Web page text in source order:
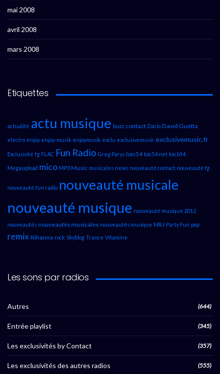
mai 2008
avril 2008
mars 2008
Étiquettes
actualité actu musique buzz contact Dario David Guetta
electro enjoy enjoy-musik enjoymusik exclu exclusivemusic exclusivemusic.fr
Exclusivité fg FLAC Fun Radio Greg Parys loic54 loic54.net loicb54
Megaupload mico MP3 Music musicales news nouveauté contact nouveauté fg
nouveauté fun radio nouveauté musicale
nouveauté musique nouveauté musique 2012
nouveautés nouveautés musicales nouveautés musique NRJ Party Fun pop
remix Rihanna rock Skyblog Trance Vitamine
Les sons par radios
Autres (644)
Entrée playlist (345)
Les exclusivités by Contact (357)
Les exclusivités des autres radios (555)